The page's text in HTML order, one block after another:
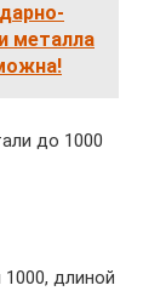
металла
до 1000
длиной